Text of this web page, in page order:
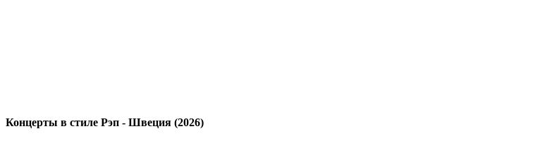
Концерты в стиле Рэп - Швеция (2026)